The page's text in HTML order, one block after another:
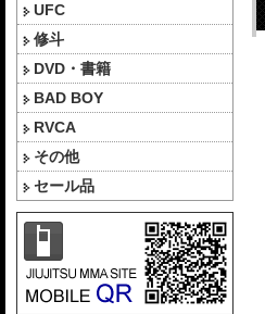
UFC
修斗
DVD・書籍
BAD BOY
RVCA
その他
セール品